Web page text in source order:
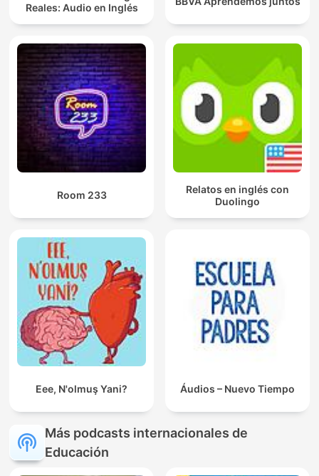
Reales: Audio en Inglés
Room 233
Relatos en inglés con
Duolingo
Eee, N'olmuş Yani? Áudios – Nuevo Tiempo
Más podcasts internacionales de
Educación